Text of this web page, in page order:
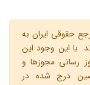
حقوقی ایران به
با این وجود این
رسانی مجوزها و
درج شده در